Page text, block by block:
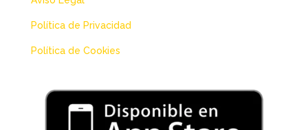
Política de Privacidad
Política de Cookies